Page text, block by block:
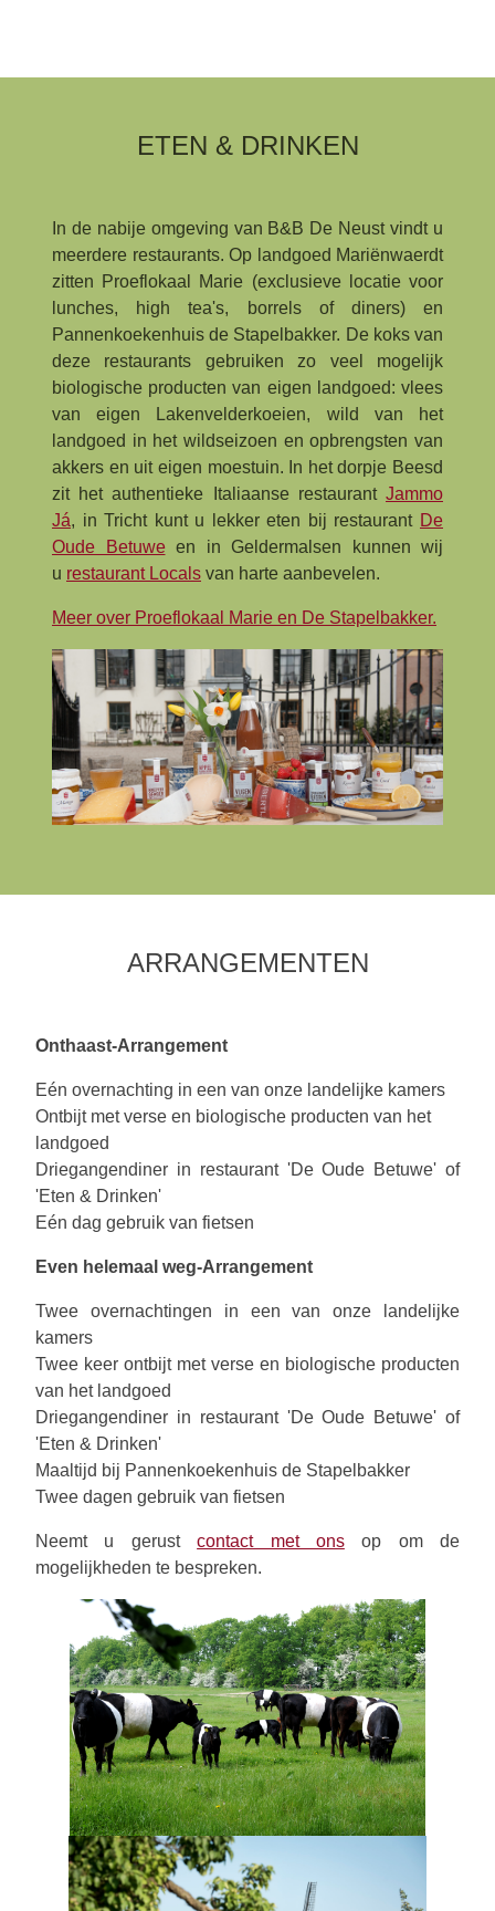
ETEN & DRINKEN
In de nabije omgeving van B&B De Neust vindt u
meerdere restaurants. Op landgoed Mariënwaerdt
zitten Proeflokaal Marie (exclusieve locatie voor
lunches, high tea's, borrels of diners) en
Pannenkoekenhuis de Stapelbakker. De koks van
deze restaurants gebruiken zo veel mogelijk
biologische producten van eigen landgoed: vlees
van eigen Lakenvelderkoeien, wild van het
landgoed in het wildseizoen en opbrengsten van
akkers en uit eigen moestuin. In het dorpje Beesd
zit het authentieke Italiaanse restaurant Jammo
Já, in Tricht kunt u lekker eten bij restaurant De
Oude Betuween in Geldermalsen kunnen wij
u restaurant Locals van harte aanbevelen.
Meer over Proeflokaal Marie en De Stapelbakker.
ARRANGEMENTEN
Onthaast-Arrangement
Eén overnachting in een van onze landelijke kamers
Ontbijt met verse en biologische producten van het
landgoed
Driegangendiner in restaurant 'De Oude Betuwe' of
'Eten & Drinken'
Eén dag gebruik van fietsen
Even helemaal weg-Arrangement
Twee overnachtingen in een van onze landelijke
kamers
Twee keer ontbijt met verse en biologische producten
van het landgoed
Driegangendiner in restaurant 'De Oude Betuwe' of
'Eten & Drinken'
Maaltijd bij Pannenkoekenhuis de Stapelbakker
Twee dagen gebruik van fietsen
Neemt u gerustcontact met onsop om de
mogelijkheden te bespreken.